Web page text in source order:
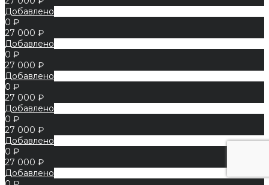
Добавлено
0 ₽
27 000 ₽
Добавлено
0 ₽
27 000 ₽
Добавлено
0 ₽
27 000 ₽
Добавлено
0 ₽
27 000 ₽
Добавлено
0 ₽
27 000 ₽
Добавлено